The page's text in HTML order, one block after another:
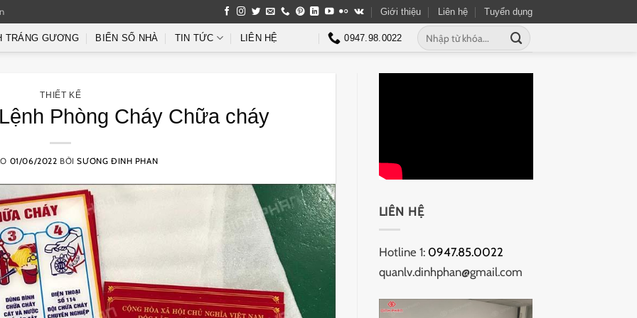
Giới thiệu Liên hệ Tuyển dụng
TRÁNG GƯƠNG BIỂN SỐ NHÀ TIN TỨC LIÊN HỆ 0947.98.0022
Tìm
kiếm:
THIẾT KẾ
Phòng Cháy Chữa cháy
01/06/2022 BỞISƯƠNG ĐINH PHAN
LIÊN HỆ
Hotline 1: 0947.85.0022
quanlv.dinhphan@gmail.com